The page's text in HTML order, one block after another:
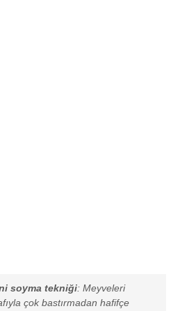
soyma tekniği: Meyveleri
çok bastırmadan hafifçe